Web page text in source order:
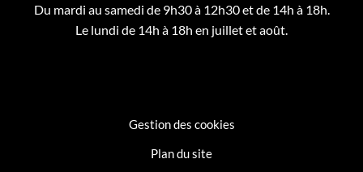
Du mardi au samedi de 9h30 à 12h30 et de 14h à 18h.
Le lundi de 14h à 18h en juillet et août.
Gestion des cookies
Plan du site